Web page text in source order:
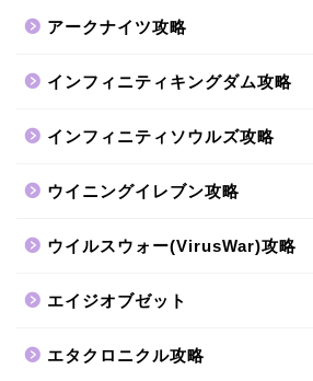
アークナイツ攻略
インフィニティキングダム攻略
インフィニティソウルズ攻略
ウイニングイレブン攻略
ウイルスウォー(VirusWar)攻略
エイジオブゼット
エタクロニクル攻略